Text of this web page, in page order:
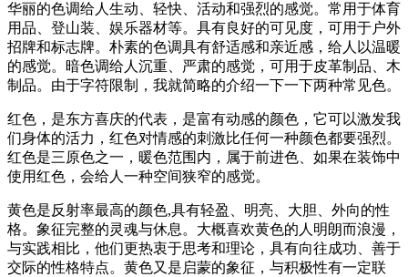
华丽的色调给人生动、轻快、活动和强烈的感觉。常用于体育
用品、登山装、娱乐器材等。具有良好的可见度，可用于户外
招牌和标志牌。朴素的色调具有舒适感和亲近感，给人以温暖
的感觉。暗色调给人沉重、严肃的感觉，可用于皮革制品、木
制品。由于字符限制，我就简略的介绍一下一下两种常见色。
红色，是东方喜庆的代表，是富有动感的颜色，它可以激发我
们身体的活力，红色对情感的刺激比任何一种颜色都要强烈。
红色是三原色之一，暖色范围内，属于前进色、如果在装饰中
使用红色，会给人一种空间狭窄的感觉。
黄色是反射率最高的颜色,具有轻盈、明亮、大胆、外向的性
格。象征完整的灵魂与休息。大概喜欢黄色的人明朗而浪漫，
与实践相比，他们更热衷于思考和理论，具有向往成功、善于
交际的性格特点。黄色又是启蒙的象征，与积极性有一定联